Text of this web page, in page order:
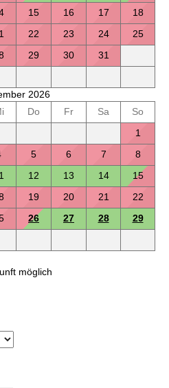
15 16 17
18
22 23 24
25
29 30
31
2026
Do Fr Sa
So
1
5 6 7
8
12 13 14
15
19 20 21
22
26 27 28
29
möglich